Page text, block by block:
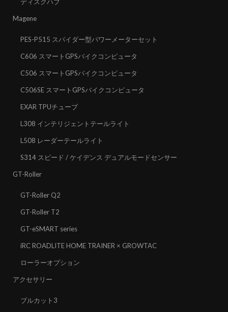
Magene
PES-P515 スパイダー型パワーメーターセット
C606 スマートGPSバイクコンピュータ
C506 スマートGPSバイクコンピュータ
C506SE スマートGPSバイクコンピュータ
EXAR TPUチューブ
L308 インテリジェントテールライト
L508 レーダーテールライト
S314 スピード / ケイデンス デュアルモードセンサー
GT-Roller
GT-Roller Q2
GT-Roller T2
GT-eSMART series
iRC ROADLITE HOME TRAINER × GROWTAC
ローラーオプション
アクセサリー
ブルカット3